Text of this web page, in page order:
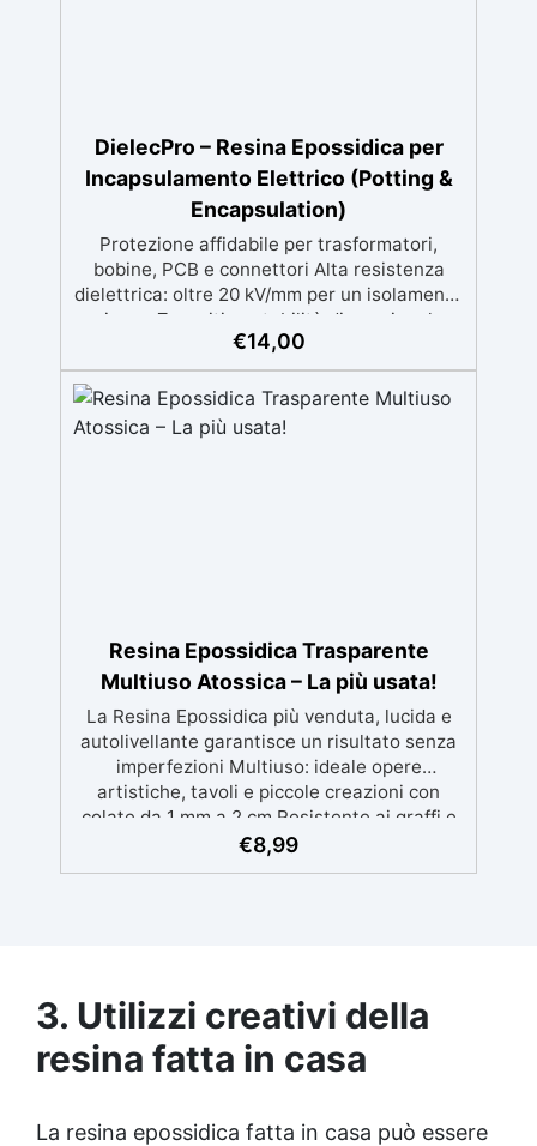
DielecPro – Resina Epossidica per
Incapsulamento Elettrico (Potting &
Encapsulation)
Protezione affidabile per trasformatori,
bobine, PCB e connettori Alta resistenza
dielettrica: oltre 20 kV/mm per un isolamento
sicuro. Zero ritiro: stabilità dimensionale
garantita durante la polimerizzazione.
Resistente a umidità e agenti chimici: ideale
anche in ambienti gravosi. Versatile: indicata
per trasformatori, avvolgimenti, circuiti
stampati e componenti sensibili. Affidabilità
€14,00
Resina Epossidica Trasparente
Multiuso Atossica – La più usata!
La Resina Epossidica più venduta, lucida e
autolivellante garantisce un risultato senza
imperfezioni Multiuso: ideale opere
artistiche, tavoli e piccole creazioni con
colate da 1 mm a 2 cm Resistente ai graffi e
ai raggi UV, garantendo opere durature,
€8,99
3. Utilizzi creativi della
resina fatta in casa
La resina epossidica fatta in casa può essere